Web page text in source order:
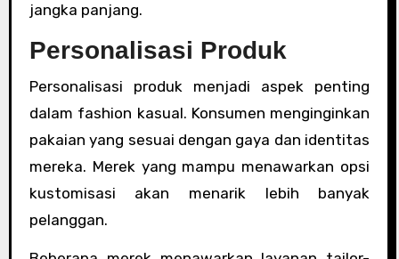
jangka panjang.
Personalisasi Produk
Personalisasi produk menjadi aspek penting
dalam fashion kasual. Konsumen menginginkan
pakaian yang sesuai dengan gaya dan identitas
mereka. Merek yang mampu menawarkan opsi
kustomisasi akan menarik lebih banyak
pelanggan.